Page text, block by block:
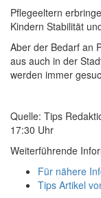
Pflegeeltern
Kindern Stabilität
Aber der Bedarf an
aus auch in der
werden immer
Quelle: Tips
17:30 Uhr
Weiterführende
Für nähere
Tips Artikel